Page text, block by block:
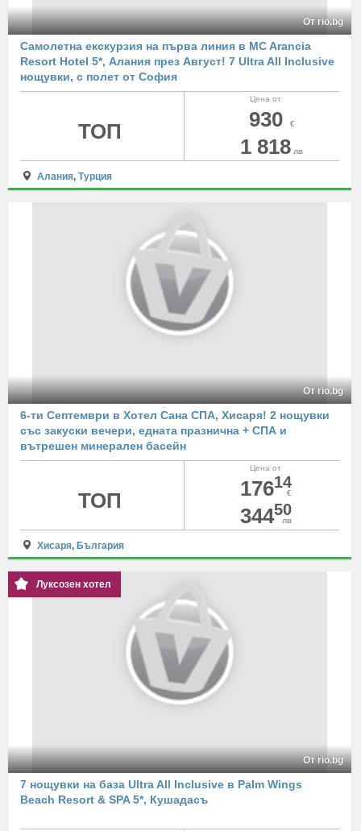
От rio.bg
Самолетна екскурзия на първа линия в MC Arancia
Resort Hotel 5*, Алания през Август! 7 Ultra All Inclusive
нощувки, с полет от София
Цена от
930 €
1 818 лв
ТОП
Алания,Турция
От rio.bg
6-ти Септември в Хотел Сана СПА, Хисаря! 2 нощувки
със закуски вечери, едната празнична + СПА и
вътрешен минерален басейн
Цена от
17614
€
34450
лв
ТОП
Хисаря, България
Луксозен хотел
От rio.bg
7 нощувки на база Ultra All Inclusive в Palm Wings
Beach Resort & SPA 5*, Кушадасъ